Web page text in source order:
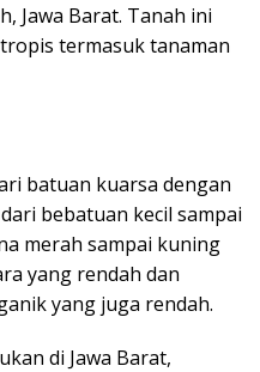
Jawa Barat. Tanah ini
termasuk tanaman
batuan kuarsa dengan
bebatuan kecil sampai
merah sampai kuning
yang rendah dan
yang juga rendah.
di Jawa Barat,